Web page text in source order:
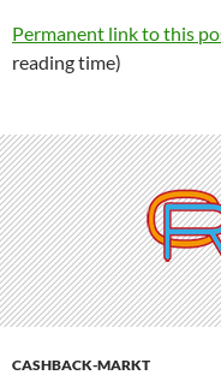
Permanent link to this
reading time)
CASHBACK-MARKT